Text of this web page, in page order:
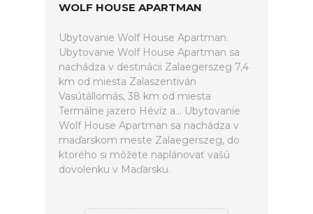
WOLF HOUSE APARTMAN
Ubytovanie Wolf House Apartman.
Ubytovanie Wolf House Apartman sa
nachádza v destinácii Zalaegerszeg 7,4
km od miesta Zalaszentiván
Vasútállomás, 38 km od miesta
Termálne jazero Hévíz a... Ubytovanie
Wolf House Apartman sa nachádza v
maďarskom meste Zalaegerszeg, do
ktorého si môžete naplánovať vašú
dovolenku v Maďarsku.